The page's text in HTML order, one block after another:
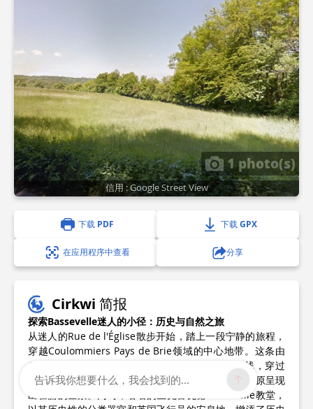
1 photo(s)
信用 : Google Street View
下载 PDF 下载 GPX
在应用程序中查看 分享
Cirkwi 简报
探索Bassevelle迷人的小径：历史与自然之旅
从迷人的Rue de l'Église散步开始，踏上一段宁静的旅程，
穿越Coulommiers Pays de Brie领域的中心地带。这条由
Coulommiers Pays de Brie旅游局精心设计的路线，穿过
风景如画的村庄和坚固的农舍，从马恩河谷到Brie高原呈现
出壮丽的全景。同时，著名的圣克鲁瓦德Bassevelle教堂，
告诉我你想要什么，我会找到的...